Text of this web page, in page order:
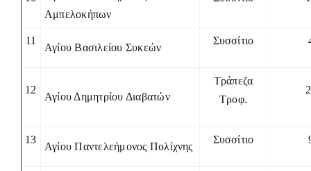
Αμπελοκήπων
11
Αγίου Βασιλείου Συκεών
Συσσίτιο
12
Αγίου Δημητρίου Διαβατών
Τράπεζα
Τροφ.
13
Αγίου Παντελεήμονος Πολίχνης
Συσσίτιο